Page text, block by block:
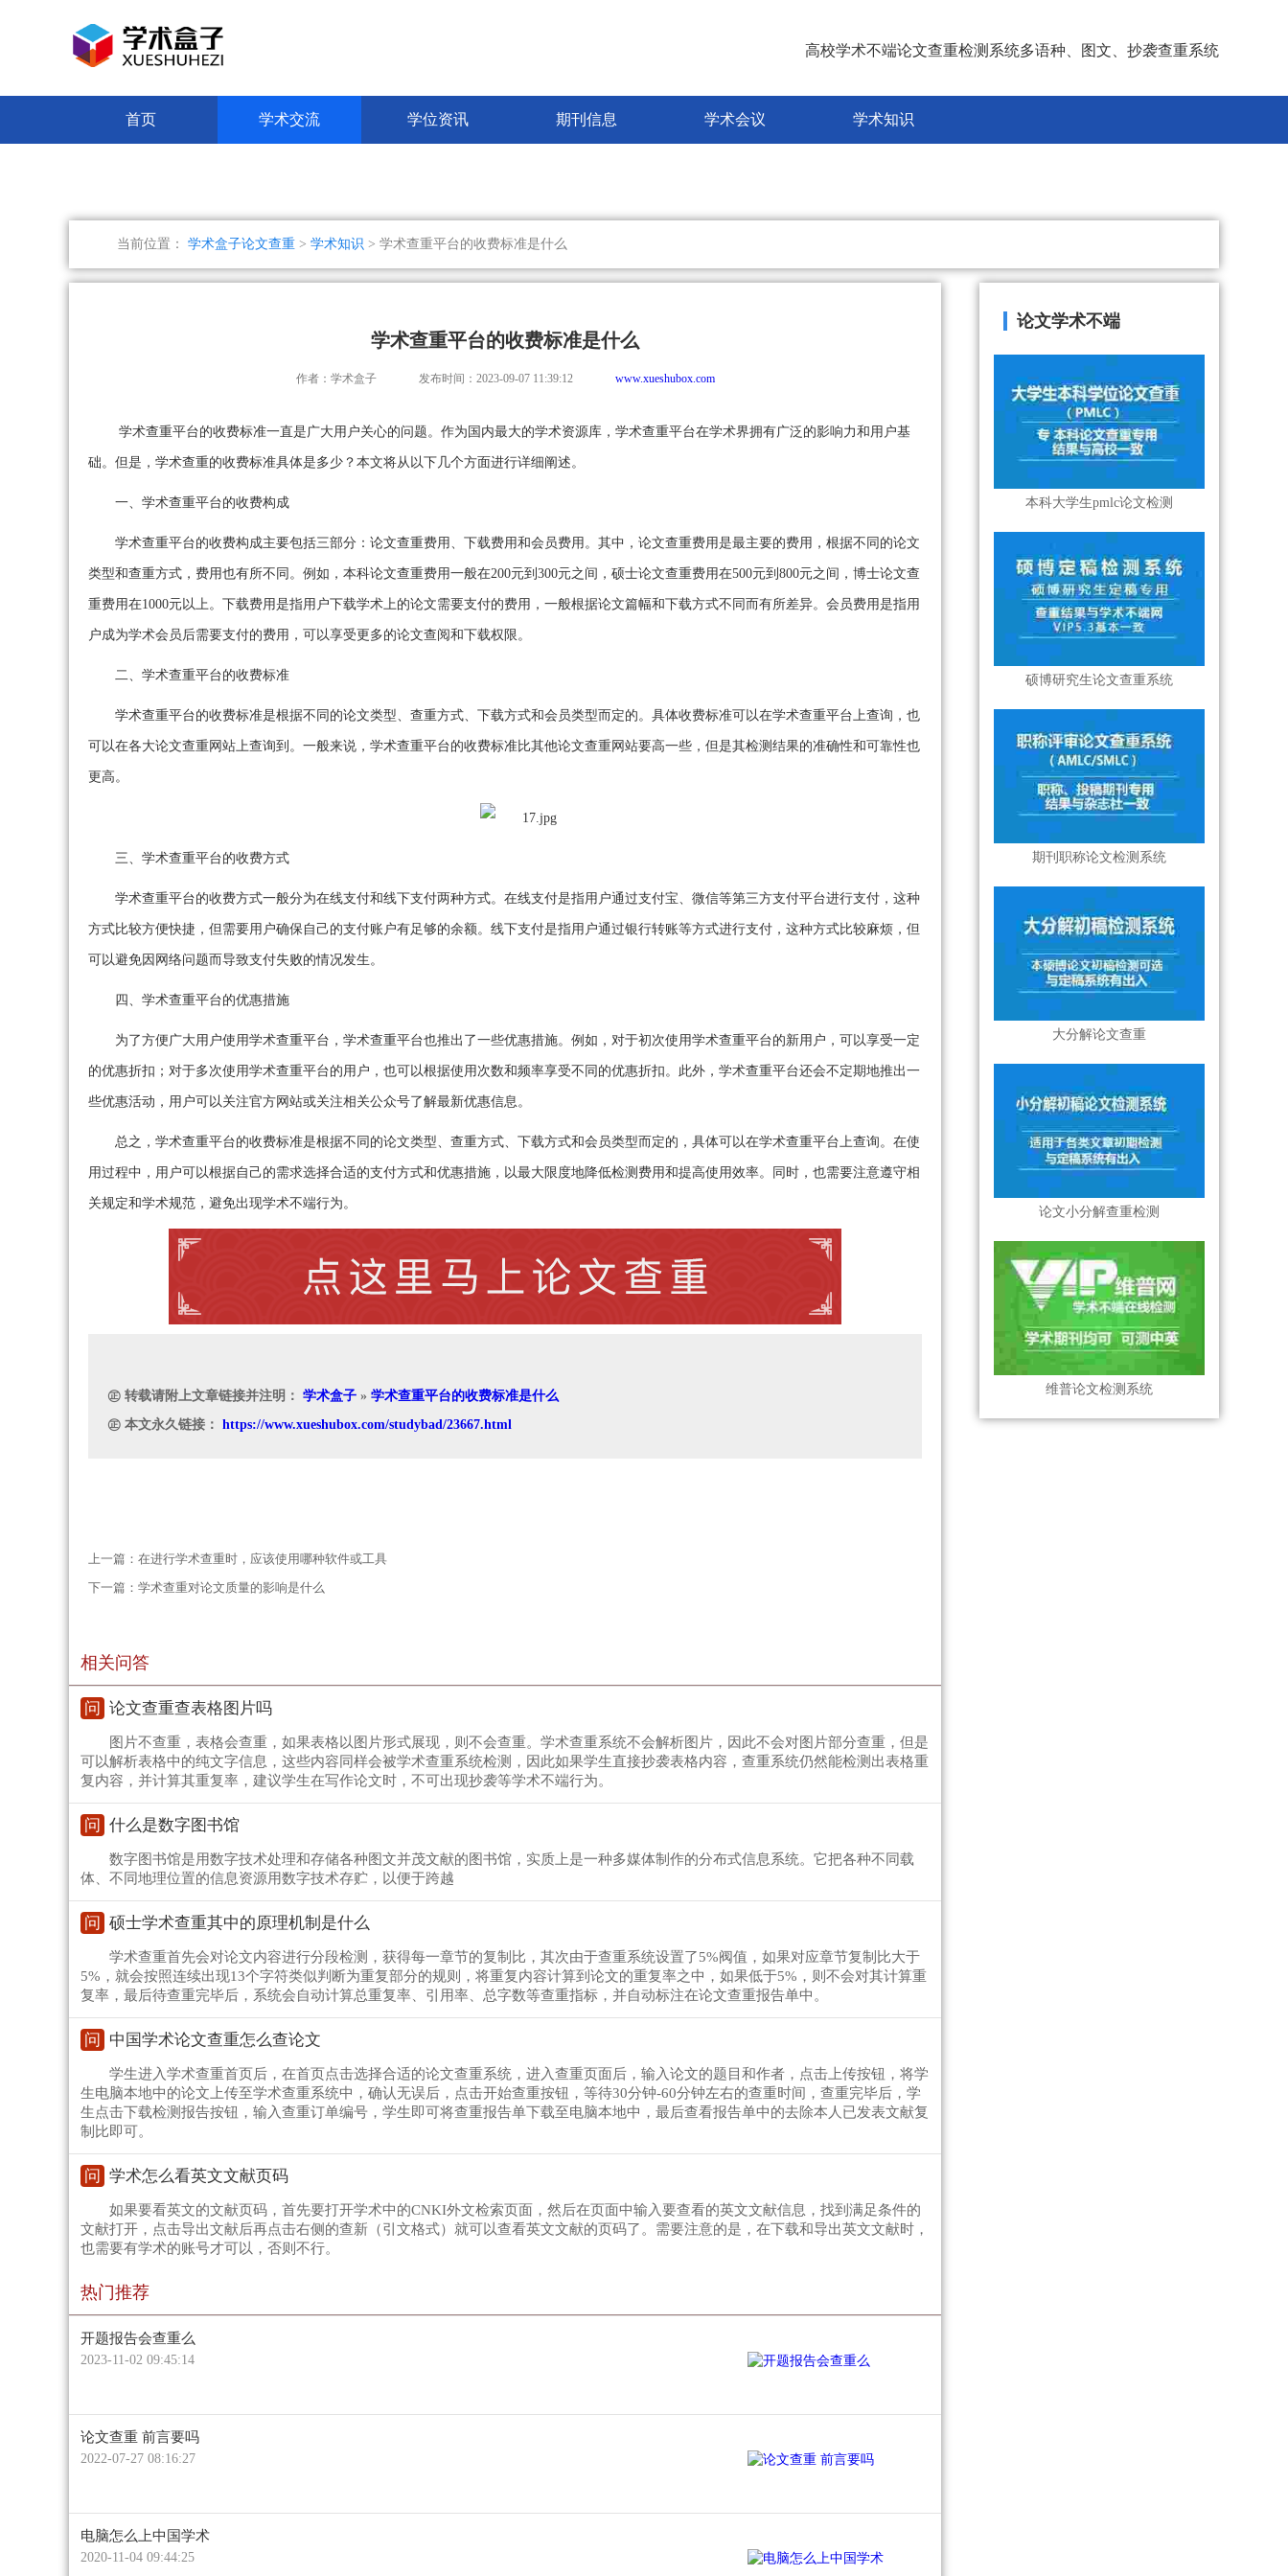
高校学术不端论文查重检测系统多语种、图文、抄袭查重系统
首页 学术交流 学位资讯 期刊信息 学术会议 学术知识
当前位置： 学术盒子论文查重 > 学术知识 > 学术查重平台的收费标准是什么
学术查重平台的收费标准是什么
作者：学术盒子 发布时间：2023-09-07 11:39:12 www.xueshubox.com
学术查重平台的收费标准一直是广大用户关心的问题。作为国内最大的学术资源库，学术查重平台在学术界拥有广泛的影响力和用户基
础。但是，学术查重的收费标准具体是多少？本文将从以下几个方面进行详细阐述。
一、学术查重平台的收费构成
学术查重平台的收费构成主要包括三部分：论文查重费用、下载费用和会员费用。其中，论文查重费用是最主要的费用，根据不同的论文
类型和查重方式，费用也有所不同。例如，本科论文查重费用一般在200元到300元之间，硕士论文查重费用在500元到800元之间，博士论文查
重费用在1000元以上。下载费用是指用户下载学术上的论文需要支付的费用，一般根据论文篇幅和下载方式不同而有所差异。会员费用是指用
户成为学术会员后需要支付的费用，可以享受更多的论文查阅和下载权限。
二、学术查重平台的收费标准
学术查重平台的收费标准是根据不同的论文类型、查重方式、下载方式和会员类型而定的。具体收费标准可以在学术查重平台上查询，也
可以在各大论文查重网站上查询到。一般来说，学术查重平台的收费标准比其他论文查重网站要高一些，但是其检测结果的准确性和可靠性也
更高。
三、学术查重平台的收费方式
学术查重平台的收费方式一般分为在线支付和线下支付两种方式。在线支付是指用户通过支付宝、微信等第三方支付平台进行支付，这种
方式比较方便快捷，但需要用户确保自己的支付账户有足够的余额。线下支付是指用户通过银行转账等方式进行支付，这种方式比较麻烦，但
可以避免因网络问题而导致支付失败的情况发生。
四、学术查重平台的优惠措施
为了方便广大用户使用学术查重平台，学术查重平台也推出了一些优惠措施。例如，对于初次使用学术查重平台的新用户，可以享受一定
的优惠折扣；对于多次使用学术查重平台的用户，也可以根据使用次数和频率享受不同的优惠折扣。此外，学术查重平台还会不定期地推出一
些优惠活动，用户可以关注官方网站或关注相关公众号了解最新优惠信息。
总之，学术查重平台的收费标准是根据不同的论文类型、查重方式、下载方式和会员类型而定的，具体可以在学术查重平台上查询。在使
用过程中，用户可以根据自己的需求选择合适的支付方式和优惠措施，以最大限度地降低检测费用和提高使用效率。同时，也需要注意遵守相
关规定和学术规范，避免出现学术不端行为。
㊣ 转载请附上文章链接并注明： 学术盒子 » 学术查重平台的收费标准是什么
㊣ 本文永久链接： https://www.xueshubox.com/studybad/23667.html
上一篇： 在进行学术查重时，应该使用哪种软件或工具
下一篇： 学术查重对论文质量的影响是什么
相关问答
问 论文查重查表格图片吗
图片不查重，表格会查重，如果表格以图片形式展现，则不会查重。学术查重系统不会解析图片，因此不会对图片部分查重，但是
可以解析表格中的纯文字信息，这些内容同样会被学术查重系统检测，因此如果学生直接抄袭表格内容，查重系统仍然能检测出表格重
复内容，并计算其重复率，建议学生在写作论文时，不可出现抄袭等学术不端行为。
问 什么是数字图书馆
数字图书馆是用数字技术处理和存储各种图文并茂文献的图书馆，实质上是一种多媒体制作的分布式信息系统。它把各种不同载
体、不同地理位置的信息资源用数字技术存贮，以便于跨越
问 硕士学术查重其中的原理机制是什么
学术查重首先会对论文内容进行分段检测，获得每一章节的复制比，其次由于查重系统设置了5%阀值，如果对应章节复制比大于
5%，就会按照连续出现13个字符类似判断为重复部分的规则，将重复内容计算到论文的重复率之中，如果低于5%，则不会对其计算重
复率，最后待查重完毕后，系统会自动计算总重复率、引用率、总字数等查重指标，并自动标注在论文查重报告单中。
问 中国学术论文查重怎么查论文
学生进入学术查重首页后，在首页点击选择合适的论文查重系统，进入查重页面后，输入论文的题目和作者，点击上传按钮，将学
生电脑本地中的论文上传至学术查重系统中，确认无误后，点击开始查重按钮，等待30分钟-60分钟左右的查重时间，查重完毕后，学
生点击下载检测报告按钮，输入查重订单编号，学生即可将查重报告单下载至电脑本地中，最后查看报告单中的去除本人已发表文献复
制比即可。
问 学术怎么看英文文献页码
如果要看英文的文献页码，首先要打开学术中的CNKI外文检索页面，然后在页面中输入要查看的英文文献信息，找到满足条件的
文献打开，点击导出文献后再点击右侧的查新（引文格式）就可以查看英文文献的页码了。需要注意的是，在下载和导出英文文献时，
也需要有学术的账号才可以，否则不行。
热门推荐
开题报告会查重么
2023-11-02 09:45:14
论文查重 前言要吗
2022-07-27 08:16:27
电脑怎么上中国学术
2020-11-04 09:44:25
论文学术不端
本科大学生pmlc论文检测
硕博研究生论文查重系统
期刊职称论文检测系统
大分解论文查重
论文小分解查重检测
维普论文检测系统